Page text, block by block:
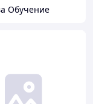
Обучение